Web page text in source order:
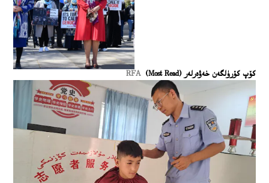
كۆپ كۆرۈلگەن خەۋەرلەر (Most Read) RFA